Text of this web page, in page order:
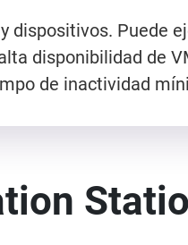
dispositivos. Puede
disponibilidad de
de inactividad